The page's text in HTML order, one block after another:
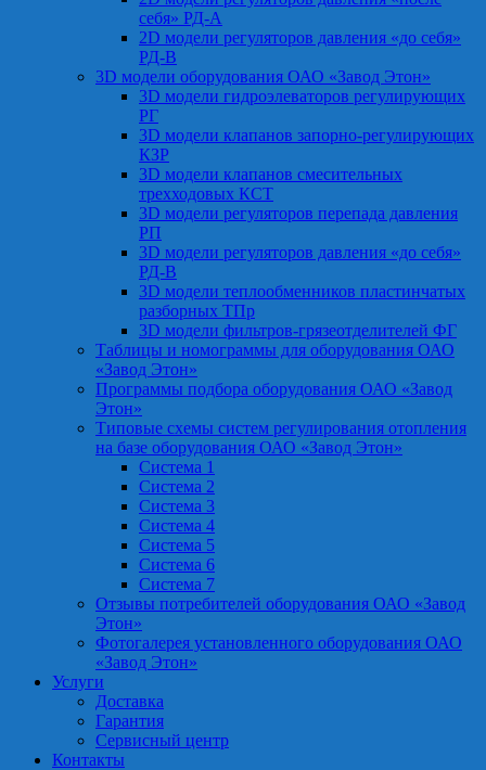
себя» РД-А
2D модели регуляторов давления «до себя»
РД-В
3D модели оборудования ОАО «Завод Этон»
3D модели гидроэлеваторов регулирующих
РГ
3D модели клапанов запорно-регулирующих
КЗР
3D модели клапанов смесительных
трехходовых КСТ
3D модели регуляторов перепада давления
РП
3D модели регуляторов давления «до себя»
РД-В
3D модели теплообменников пластинчатых
разборных ТПр
3D модели фильтров-грязеотделителей ФГ
Таблицы и номограммы для оборудования ОАО
«Завод Этон»
Программы подбора оборудования ОАО «Завод
Этон»
Типовые схемы систем регулирования отопления
на базе оборудования ОАО «Завод Этон»
Система 1
Система 2
Система 3
Система 4
Система 5
Система 6
Система 7
Отзывы потребителей оборудования ОАО «Завод
Этон»
Фотогалерея установленного оборудования ОАО
«Завод Этон»
Услуги
Доставка
Гарантия
Сервисный центр
Контакты